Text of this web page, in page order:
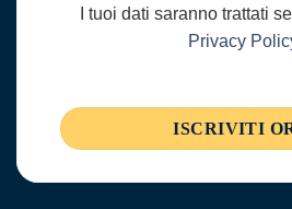
I tuoi dati saranno trattati
Privacy